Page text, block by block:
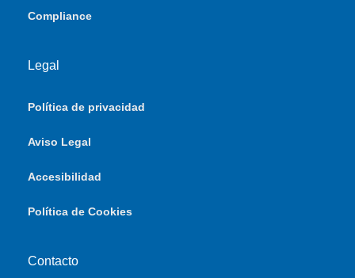
Compliance
Legal
Política de privacidad
Aviso Legal
Accesibilidad
Política de Cookies
Contacto